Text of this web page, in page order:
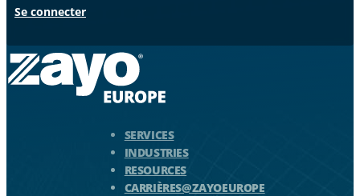
Se connecter
SERVICES
INDUSTRIES
RESOURCES
CARRIÈRES@ZAYOEUROPE